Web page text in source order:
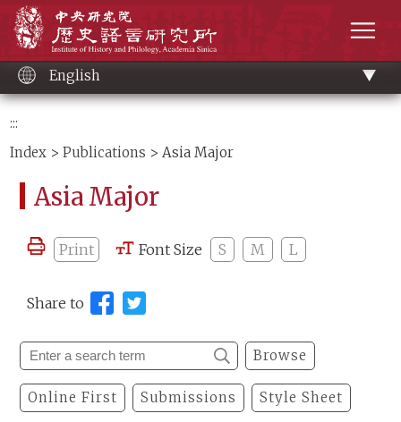
content
English
:::
Index >Publications > Asia Major
Asia Major
Print Font Size S M L
Share to
Browse
Online First Submissions Style Sheet